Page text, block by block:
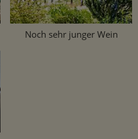
Noch sehr junger Wein